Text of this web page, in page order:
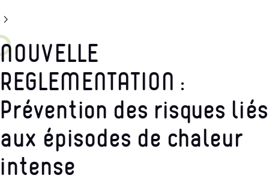
NOUVELLE
REGLEMENTATION :
Prévention des risques liés
aux épisodes de chaleur
intense